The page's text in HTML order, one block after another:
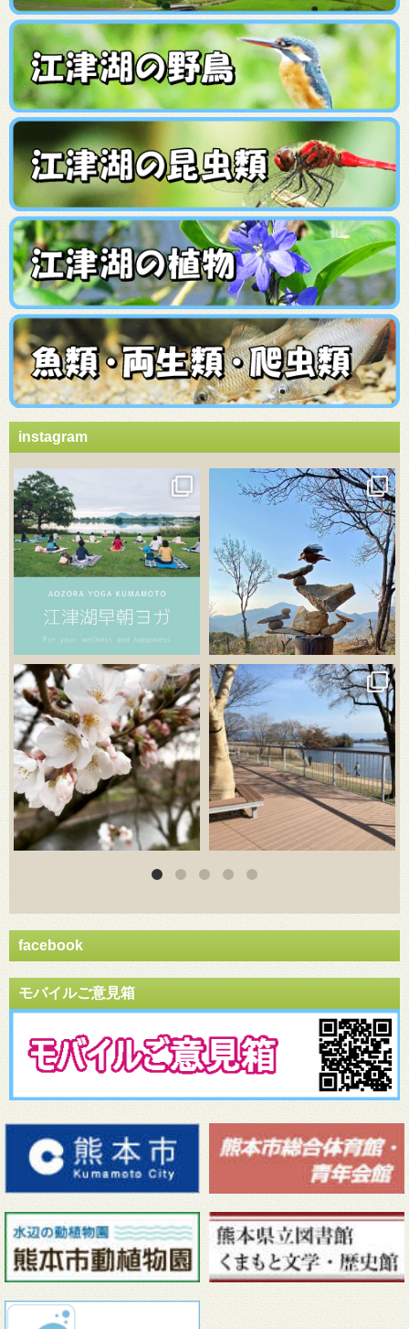
instagram
3月 20
3月 18
3月 18
facebook
モバイルご意見箱